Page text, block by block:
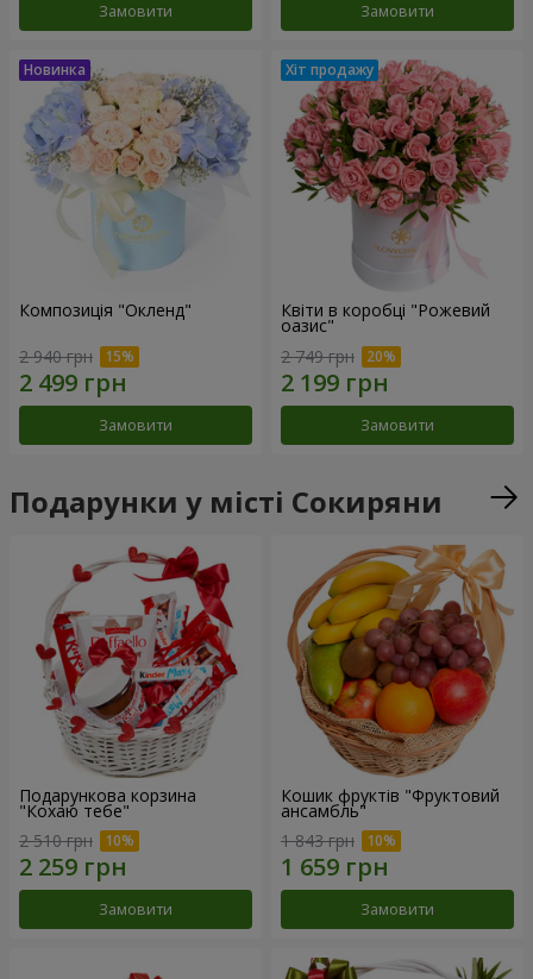
Замовити Замовити
Композиція "Окленд"
2 940 грн
Замовити
Квіти в коробці "Рожевий
оазис"
2 749 грн
Замовити
Подарунки у місті Сокиряни
Подарункова корзина
"Кохаю тебе"
2 510 грн
Замовити
Кошик фруктів "Фруктовий
ансамбль"
1 843 грн
Замовити